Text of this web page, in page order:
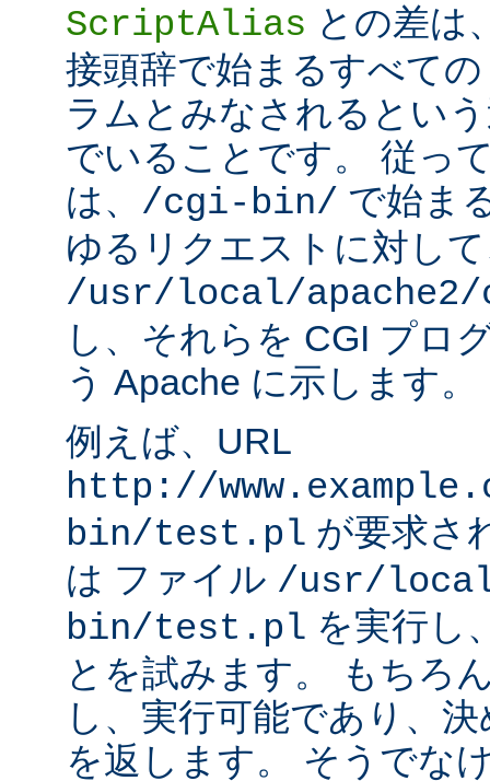
ScriptAlias との差は
接頭辞で始まるすべて
ラムとみなされるとい
でいることです。 従っ
は、 /cgi-bin/ で始ま
ゆるリクエストに対し
/usr/local/
し、それらを CGI プロ
う Apache に示します。
例えば、URL
http://
bin/test.pl が要求さ
は ファイル /usr/
bin/test.pl を実行し
とを試みます。 もちろ
し、実行可能であり、
を返します。 そうでな